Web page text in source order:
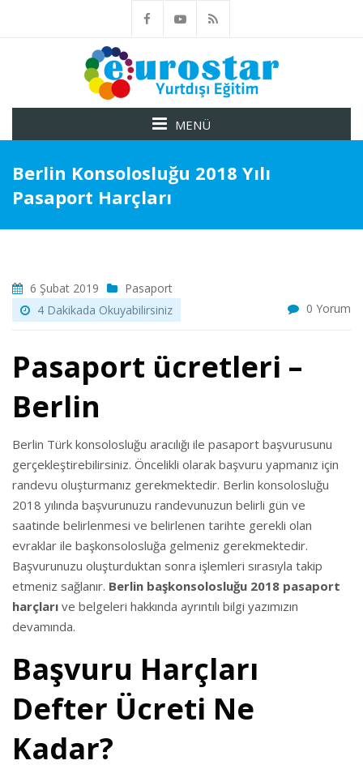
MENÜ
Berlin Konsolosluğu 2018 Yılı
Pasaport Harçları
6 Şubat 2019
Pasaport
4 Dakikada Okuyabilirsiniz
0 Yorum
Pasaport ücretleri –
Berlin
Berlin Türk konsolosluğu aracılığı ile pasaport başvurusunu
gerçekleştirebilirsiniz. Öncelikli olarak başvuru yapmanız için
randevu oluşturmanız gerekmektedir. Berlin konsolosluğu
2018 yılında başvurunuzu randevunuzun belirli gün ve
saatinde belirlenmesi ve belirlenen tarihte gerekli olan
evraklar ile başkonsolosluğa gelmeniz gerekmektedir.
Başvurunuzu oluşturduktan sonra işlemleri sırasıyla takip
etmeniz sağlanır. Berlin başkonsolosluğu 2018 pasaport
harçları ve belgeleri hakkında ayrıntılı bilgi yazımızın
devamında.
Başvuru Harçları
Defter Ücreti Ne
Kadar?